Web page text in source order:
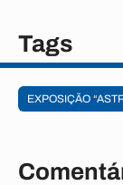
Tags
EXPOSIÇÃO